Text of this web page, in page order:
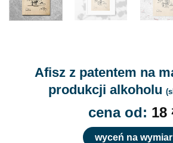
Afisz z patentem na
produkcji alkoholu
cena od: 18
wyceń na wymiar